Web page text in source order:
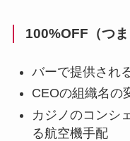
100%OFF（つま
バーで提供され
CEOの組織名の
カジノのコンシ
る航空機手配